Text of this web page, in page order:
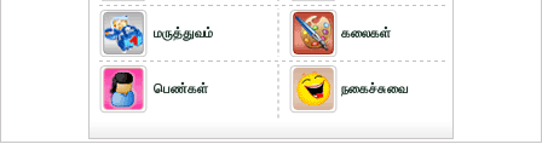
மருத்துவம்
பெண்கள்
கலைகள்
நகைச்சுவை